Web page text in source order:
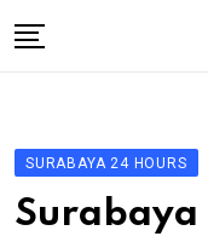
to
Berita
Komen Warga
SURABAYA 24 HOURS
Surabaya